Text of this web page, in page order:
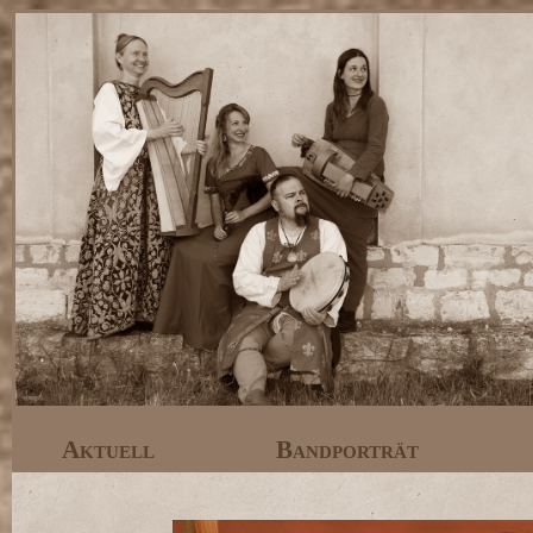
Aktuell Bandporträt